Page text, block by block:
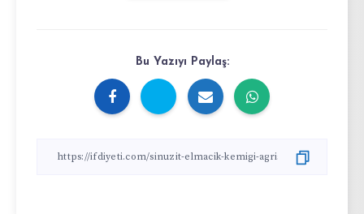
Bu Yazıyı Paylaş: